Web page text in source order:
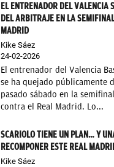
EL ENTRENADOR DEL VALENCIA
DEL ARBITRAJE EN LA
MADRID
Kike Sáez
24-02-2026
El entrenador del Valencia
se ha quejado públicamente
pasado sábado en la
contra el Real Madrid. Lo...
SCARIOLO TIENE UN PLAN… Y
RECOMPONER ESTE REAL
Kike Sáez